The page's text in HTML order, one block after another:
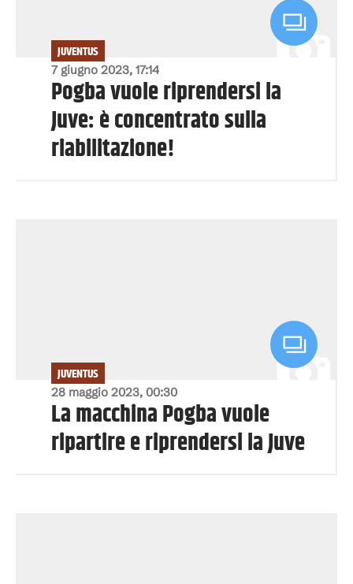
7 giugno 2023, 17:14
JUVENTUS
Pogba vuole riprendersi la
Juve: è concentrato sulla
riabilitazione!
28 maggio 2023, 00:30
JUVENTUS
La macchina Pogba vuole
ripartire e riprendersi la Juve